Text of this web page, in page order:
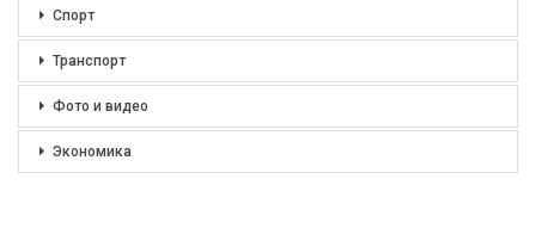
Спорт
Транспорт
Фото и видео
Экономика